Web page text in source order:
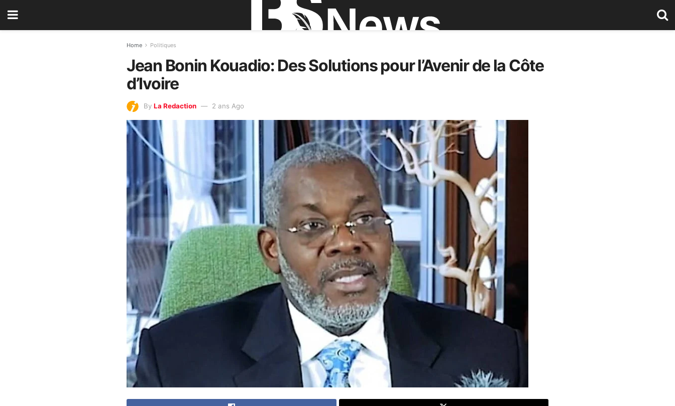
Home Politiques
Jean Bonin Kouadio: Des Solutions pour l’Avenir de la Côte
d’Ivoire
By La Redaction 2 ans Ago